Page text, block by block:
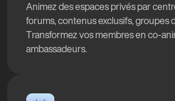
Animez des espaces privés par
forums, contenus exclusifs, groupes
Transformez vos membres en
ambassadeurs.